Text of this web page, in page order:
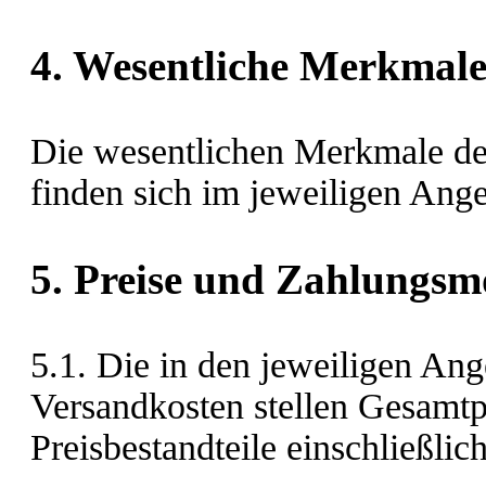
4. Wesentliche
Die wesentlichen Merkmale
finden sich im jeweiligen
5. Preise und
5.1. Die in den jeweiligen
Versandkosten stellen
Preisbestandteile